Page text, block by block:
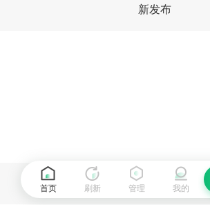
新发布
首页 刷新 管理 我的